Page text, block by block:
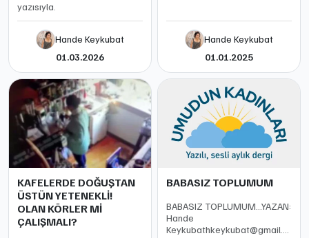
yazısıyla.
Hande Keykubat
01.03.2026
Hande Keykubat
01.01.2025
KAFELERDE DOĞUŞTAN
ÜSTÜN YETENEKLİ!
OLAN KÖRLER Mİ
ÇALIŞMALI?
BABASIZ TOPLUMUM
BABASIZ TOPLUMUM…YAZAN:
Hande